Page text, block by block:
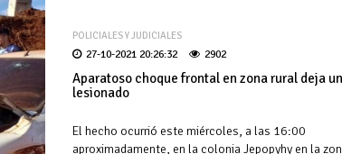
POLICIALES Y JUDICIALES
27-10-2021 20:26:32 2902
Aparatoso choque frontal en zona rural deja
lesionado
El hecho ocurrió este miércoles, a las 16:00
aproximadamente, en la colonia Jepopyhy en la